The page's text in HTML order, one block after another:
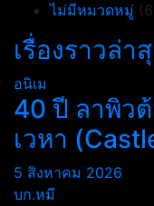
ไม่มีหมวดหมู่
เรื่องราวล่า
อนิเม
40 ปี ลาพิว
เวหา
5 สิงหาคม 2026
บก.หมี